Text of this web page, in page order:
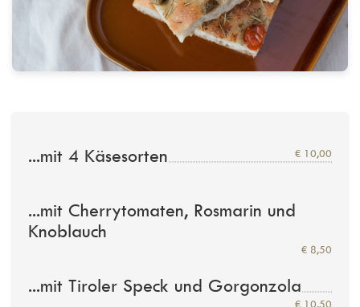
...mit 4 Käsesorten € 10,00
...mit Cherrytomaten, Rosmarin und
Knoblauch
€ 8,50
...mit Tiroler Speck und Gorgonzola
€ 10,50